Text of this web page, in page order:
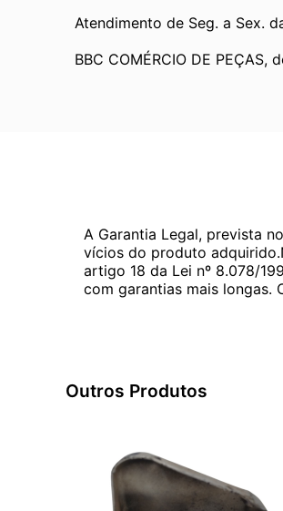
Atendimento de Seg. a Sex.
BBC COMÉRCIO DE PEÇAS,
A Garantia Legal, prevista
vícios do produto
artigo 18 da Lei nº 8.078/
com garantias mais longas.
Outros Produtos